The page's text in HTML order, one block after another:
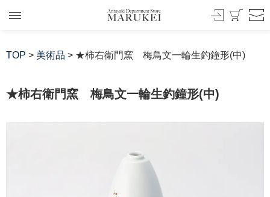
TOP > 美術品 > ★柿右衛門窯 梅鳥文一輪生釣鐘形(中)
★柿右衛門窯 梅鳥文一輪生釣鐘形(中)